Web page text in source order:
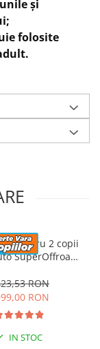
și
folosite
pentru 2 copii
SuperOffroad
RON
RON
IN STOC